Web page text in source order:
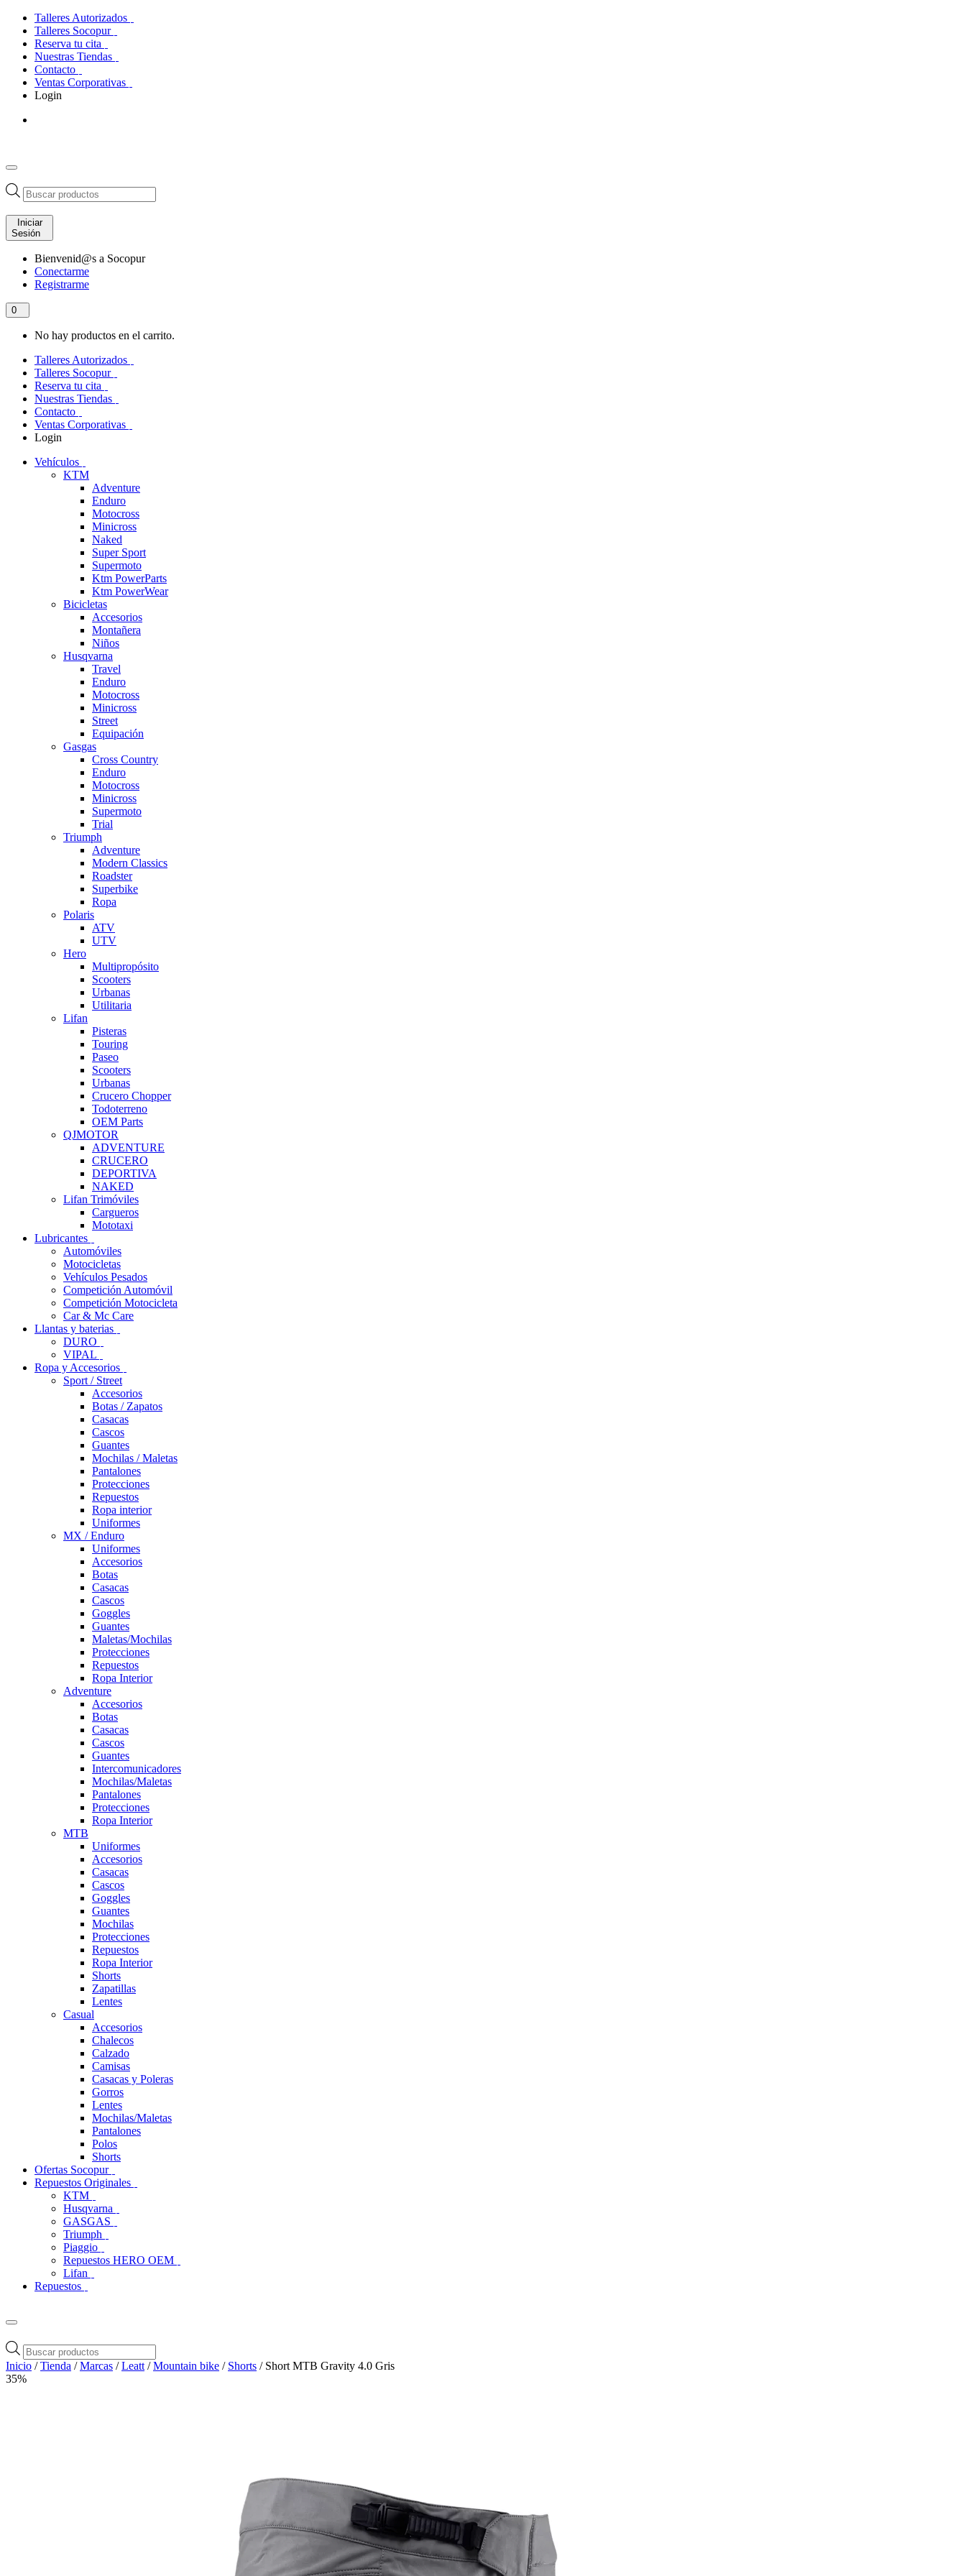
Talleres Autorizados
Talleres Socopur
Reserva tu cita
Nuestras Tiendas
Contacto
Ventas Corporativas
Login
Búsqueda
de
productos
Iniciar
Sesión
Bienvenid@s a Socopur
Conectarme
Registrarme
0
No hay productos en el carrito.
Talleres Autorizados
Talleres Socopur
Reserva tu cita
Nuestras Tiendas
Contacto
Ventas Corporativas
Login
Vehículos
KTM
Adventure
Enduro
Motocross
Minicross
Naked
Super Sport
Supermoto
Ktm PowerParts
Ktm PowerWear
Bicicletas
Accesorios
Montañera
Niños
Husqvarna
Travel
Enduro
Motocross
Minicross
Street
Equipación
Gasgas
Cross Country
Enduro
Motocross
Minicross
Supermoto
Trial
Triumph
Adventure
Modern Classics
Roadster
Superbike
Ropa
Polaris
ATV
UTV
Hero
Multipropósito
Scooters
Urbanas
Utilitaria
Lifan
Pisteras
Touring
Paseo
Scooters
Urbanas
Crucero Chopper
Todoterreno
OEM Parts
QJMOTOR
ADVENTURE
CRUCERO
DEPORTIVA
NAKED
Lifan Trimóviles
Cargueros
Mototaxi
Lubricantes
Automóviles
Motocicletas
Vehículos Pesados
Competición Automóvil
Competición Motocicleta
Car & Mc Care
Llantas y baterias
DURO
VIPAL
Ropa y Accesorios
Sport / Street
Accesorios
Botas / Zapatos
Casacas
Cascos
Guantes
Mochilas / Maletas
Pantalones
Protecciones
Repuestos
Ropa interior
Uniformes
MX / Enduro
Uniformes
Accesorios
Botas
Casacas
Cascos
Goggles
Guantes
Maletas/Mochilas
Protecciones
Repuestos
Ropa Interior
Adventure
Accesorios
Botas
Casacas
Cascos
Guantes
Intercomunicadores
Mochilas/Maletas
Pantalones
Protecciones
Ropa Interior
MTB
Uniformes
Accesorios
Casacas
Cascos
Goggles
Guantes
Mochilas
Protecciones
Repuestos
Ropa Interior
Shorts
Zapatillas
Lentes
Casual
Accesorios
Chalecos
Calzado
Camisas
Casacas y Poleras
Gorros
Lentes
Mochilas/Maletas
Pantalones
Polos
Shorts
Ofertas Socopur
Repuestos Originales
KTM
Husqvarna
GASGAS
Triumph
Piaggio
Repuestos HERO OEM
Lifan
Repuestos
Búsqueda
de
productos
Inicio /Tienda /Marcas /Leatt /Mountain bike / Shorts / Short MTB Gravity 4.0 Gris
35%